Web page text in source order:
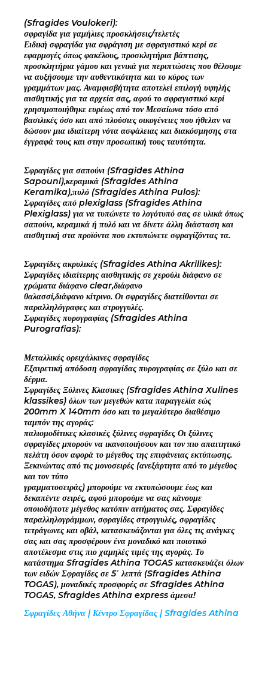
(Sfragides Voulokeri):
σφραγίδα για γαμήλιες προσκλήσεις/τελετές
Ειδική σφραγίδα για σφράγιση με σφραγιστικό κερί σε
εφαρμογές όπως φακέλους, προσκλητήρια βάπτισης,
προσκλητήρια γάμου και γενικά για περιπτώσεις που θέλουμε
να αυξήσουμε την αυθεντικότητα και το κύρος των
γραμμάτων μας. Αναμφισβήτητα αποτελεί επιλογή υψηλής
αισθητικής για τα αρχεία σας, αφού το σφραγιστικό κερί
χρησιμοποιήθηκε ευρέως από τον Μεσαίωνα τόσο από
βασιλικές όσο και από πλούσιες οικογένειες που ήθελαν να
δώσουν μια ιδιαίτερη νότα ασφάλειας και διακόσμησης στα
έγγραφά τους και στην προσωπική τους ταυτότητα.
Σφραγίδες για σαπούνι (Sfragides Athina
Sapouni),κεραμικά (Sfragides Athina
Keramika),πυλό (Sfragides Athina Pulos):
Σφραγίδες από plexiglass (Sfragides Athina
Plexiglass) για να τυπώνετε το λογότυπό σας σε υλικά όπως
σαπούνι, κεραμικά ή πυλό και να δίνετε άλλη διάσταση και
αισθητική στα προϊόντα που εκτυπώνετε σφραγίζόντας τα.
Σφραγίδες ακρυλικές (Sfragides Athina Akrilikes):
Σφραγίδες ιδιαίτερης αισθητικής σε χερούλι διάφανο σε
χρώματα διάφανο clear,διάφανο
θαλασσί,διάφανο κίτρινο. Οι σφραγίδες διατείθονται σε
παραλληλόγραφες και στρογγυλές.
Σφραγίδες πυρογραφίας (Sfragides Athina
Purografias):
Μεταλλικές ορειχάλκινες σφραγίδες
Εξαιρετική απόδοση σφραγίδας πυρογραφίας σε ξύλο και σε
δέρμα.
Σφραγίδες Ξύλινες Κλασικες (Sfragides Athina Xulines
klassikes) όλων των μεγεθών κατα παραγγελία εώς
200mm X 140mm όσο και το μεγαλύτερο διαθέσιμο
ταμπόν της αγοράς:
παλιομοδίτικες κλασικές ξύλινες σφραγίδες Οι ξύλινες
σφραγίδες μπορούν να ικανοποιήσουν και τον πιο απαιτητικό
πελάτη όσον αφορά το μέγεθος της επιφάνειας εκτύπωσης.
Ξεκινώντας από τις μονοσειρές (ανεξάρτητα από το μέγεθος
και τον τύπο
γραμματοσειράς) μπορούμε να εκτυπώσουμε έως και
δεκαπέντε σειρές, αφού μπορούμε να σας κάνουμε
οποιοδήποτε μέγεθος κατόπιν αιτήματος σας. Σφραγίδες
παραλληλογράμμων, σφραγίδες στρογγυλές, σφραγίδες
τετράγωνες και οβάλ, κατασκευάζονται για όλες τις ανάγκες
σας και σας προσφέρουν ένα μοναδικό και ποιοτικό
αποτέλεσμα στις πιο χαμηλές τιμές της αγοράς. Το
κατάστημα Sfragides Athina TOGAS κατασκευάζει όλων
των ειδών Σφραγίδες σε 5΄ λεπτά (Sfragides Athina
TOGAS), μοναδικές προσφορές σε Sfragides Athina
TOGAS, Sfragides Athina express άμεσα!
Σφραγίδες Αθήνα | Κέντρο Σφραγίδας | Sfragides Athina